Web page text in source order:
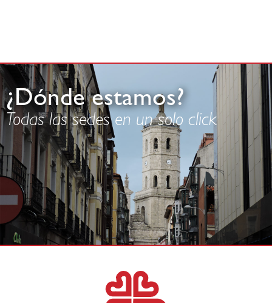
¿Dónde estamos?
Todas las sedes en un solo click